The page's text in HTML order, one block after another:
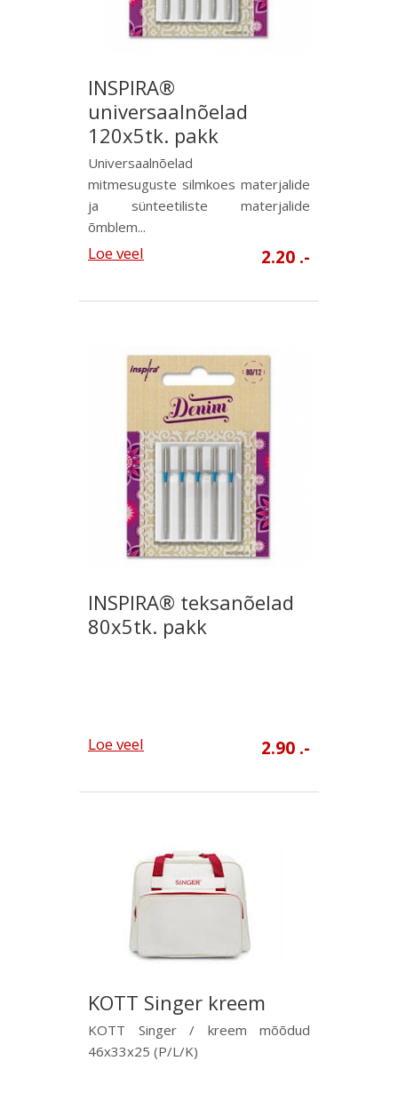
INSPIRA®
universaalnõelad
120x5tk. pakk
Universaalnõelad
mitmesuguste silmkoes materjalide
ja sünteetiliste materjalide
õmblem...
Loe veel 2.20 .-
INSPIRA® teksanõelad
80x5tk. pakk
Loe veel 2.90 .-
KOTT Singer kreem
KOTT Singer / kreem mõõdud
46x33x25 (P/L/K)